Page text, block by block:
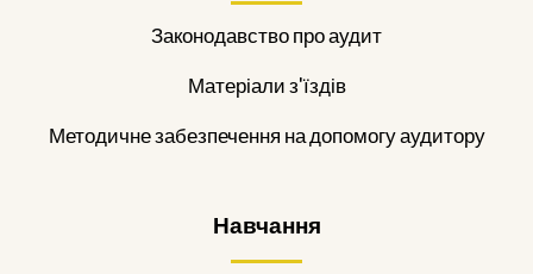
Законодавство про аудит
Матеріали з'їздів
Методичне забезпечення на допомогу аудитору
Навчання